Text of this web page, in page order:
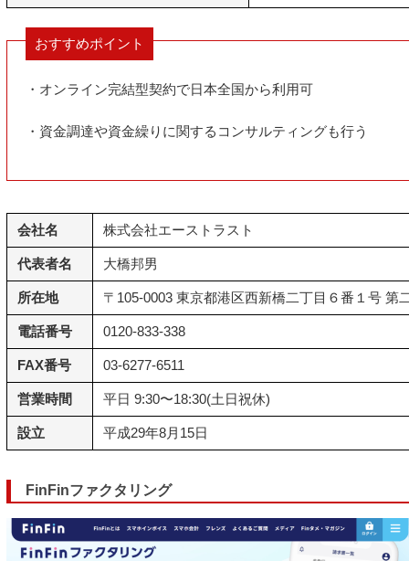
おすすめポイント
・オンライン完結型契約で日本全国から利用可
・資金調達や資金繰りに関するコンサルティングも行う
会社名 株式会社エーストラスト
代表者名 大橋邦男
所在地 〒105-0003 東京都港区西新橋二丁目６番１号 第
電話番号 0120-833-338
FAX番号 03-6277-6511
営業時間 平日 9:30〜18:30(土日祝休)
設立 平成29年8月15日
FinFinファクタリング